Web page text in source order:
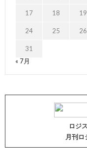
17 18 19
24 25 26
31
« 7月
ロジ
月刊ロ